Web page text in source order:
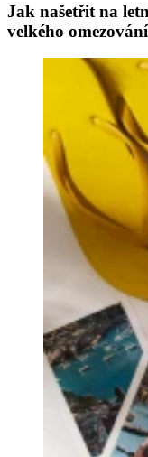
Jak našetřit na
velkého omezování